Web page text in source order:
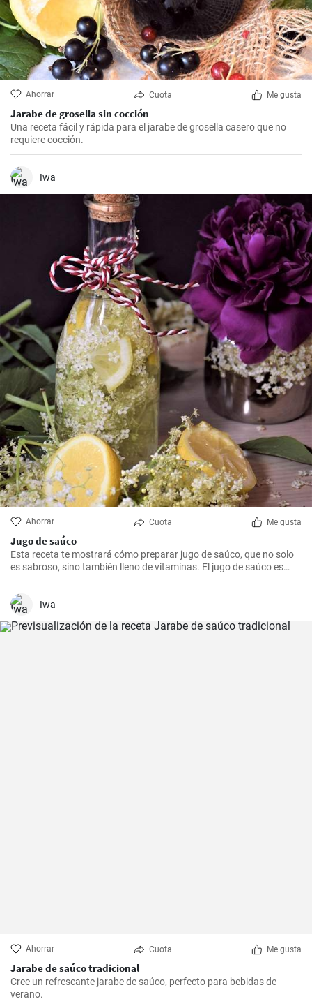
Ahorrar Cuota Me gusta
Jarabe de grosella sin cocción
Una receta fácil y rápida para el jarabe de grosella casero que no
requiere cocción.
Iwa
Ahorrar Cuota Me gusta
Jugo de saúco
Esta receta te mostrará cómo preparar jugo de saúco, que no solo
es sabroso, sino también lleno de vitaminas. El jugo de saúco es
una bebida refrescante, ideal para los calurosos días de verano.
Iwa
Ahorrar Cuota Me gusta
Jarabe de saúco tradicional
Cree un refrescante jarabe de saúco, perfecto para bebidas de
verano.